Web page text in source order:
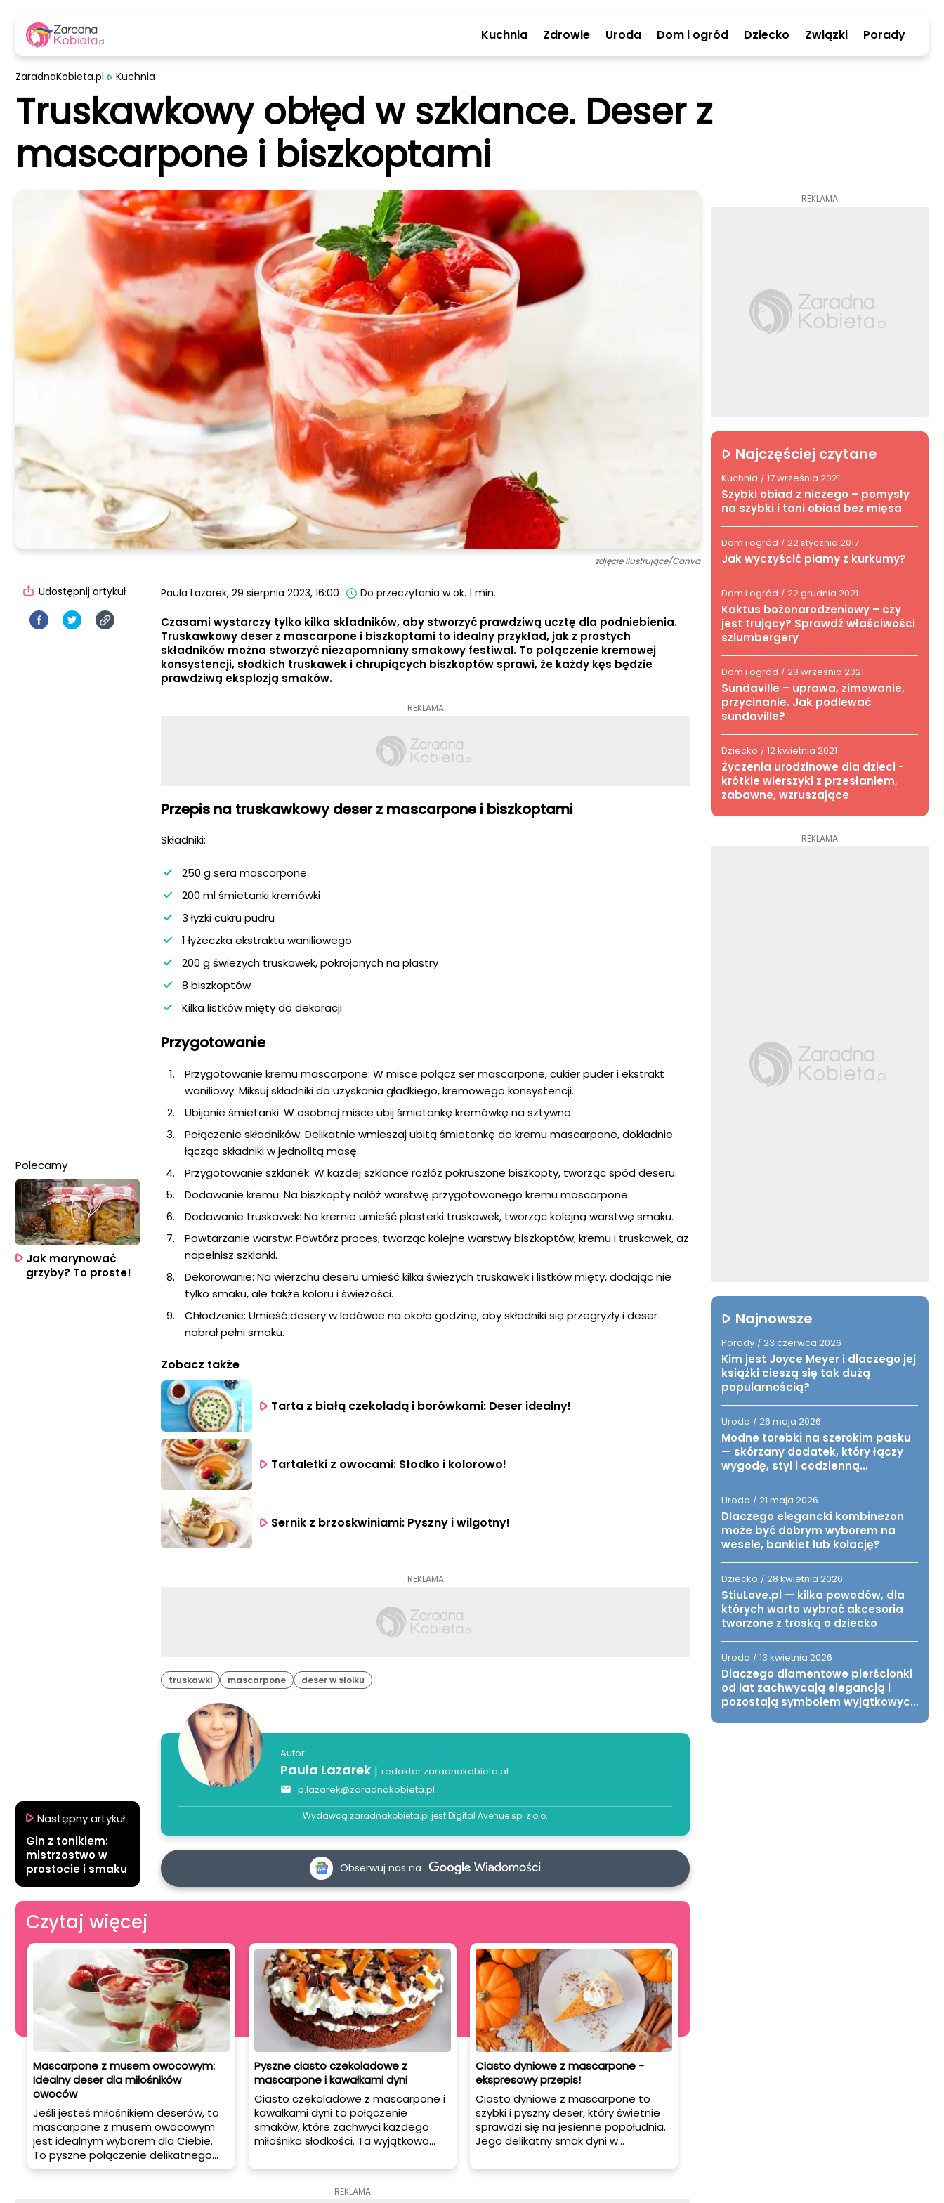
Kuchnia Zdrowie Uroda Dom i ogród Dziecko Związki Porady
zdjęcie ilustrujące/Canva
ZaradnaKobieta.pl Kuchnia
Truskawkowy obłęd w szklance. Deser z
mascarpone i biszkoptami
Paula Lazarek, 29 sierpnia 2023, 16:00 Do przeczytania w ok. 1 min.
Czasami wystarczy tylko kilka składników, aby stworzyć prawdziwą ucztę dla podniebienia.
Truskawkowy deser z mascarpone i biszkoptami to idealny przykład, jak z prostych
składników można stworzyć niezapomniany smakowy festiwal. To połączenie kremowej
konsystencji, słodkich truskawek i chrupiących biszkoptów sprawi, że każdy kęs będzie
prawdziwą eksplozją smaków.
REKLAMA
Przepis na truskawkowy deser z mascarpone i biszkoptami
Składniki:
250 g sera mascarpone
200 ml śmietanki kremówki
3 łyżki cukru pudru
1 łyżeczka ekstraktu waniliowego
200 g świeżych truskawek, pokrojonych na plastry
8 biszkoptów
Kilka listków mięty do dekoracji
Przygotowanie
Przygotowanie kremu mascarpone: W misce połącz ser mascarpone, cukier puder i ekstrakt
waniliowy. Miksuj składniki do uzyskania gładkiego, kremowego konsystencji.
Ubijanie śmietanki: W osobnej misce ubij śmietankę kremówkę na sztywno.
Połączenie składników: Delikatnie wmieszaj ubitą śmietankę do kremu mascarpone, dokładnie
łącząc składniki w jednolitą masę.
Przygotowanie szklanek: W każdej szklance rozłóż pokruszone biszkopty, tworząc spód deseru.
Dodawanie kremu: Na biszkopty nałóż warstwę przygotowanego kremu mascarpone.
Dodawanie truskawek: Na kremie umieść plasterki truskawek, tworząc kolejną warstwę smaku.
Powtarzanie warstw: Powtórz proces, tworząc kolejne warstwy biszkoptów, kremu i truskawek, aż
napełnisz szklanki.
Dekorowanie: Na wierzchu deseru umieść kilka świeżych truskawek i listków mięty, dodając nie
tylko smaku, ale także koloru i świeżości.
Chłodzenie: Umieść desery w lodówce na około godzinę, aby składniki się przegryzły i deser
nabrał pełni smaku.
Zobacz także
Tarta z białą czekoladą i borówkami: Deser idealny!
Tartaletki z owocami: Słodko i kolorowo!
Sernik z brzoskwiniami: Pyszny i wilgotny!
REKLAMA
truskawki mascarpone deser w słoiku
Autor:
Paula Lazarek | redaktor zaradnakobieta.pl
p.lazarek@zaradnakobieta.pl
Wydawcą zaradnakobieta.pl jestDigital Avenue sp. z o.o.
Obserwuj nas na
Udostępnij artykuł
Polecamy
Jak marynować
grzyby? To proste!
Następny artykuł
Gin z tonikiem:
mistrzostwo w
prostocie i smaku
Czytaj więcej
Mascarpone z musem owocowym:
Idealny deser dla miłośników
owoców
Jeśli jesteś miłośnikiem deserów, to
mascarpone z musem owocowym
jest idealnym wyborem dla Ciebie.
To pyszne połączenie delikatnego
sera mascarpone i świeżych
Pyszne ciasto czekoladowe z
mascarpone i kawałkami dyni
Ciasto czekoladowe z mascarpone i
kawałkami dyni to połączenie
smaków, które zachwyci każdego
miłośnika słodkości. Ta wyjątkowa
na jesienne popołudnie przy filiżance
okazję. Przekonaj się, jak łatwo
Ciasto dyniowe z mascarpone -
ekspresowy przepis!
Ciasto dyniowe z mascarpone to
szybki i pyszny deser, który świetnie
sprawdzi się na jesienne popołudnia.
Jego delikatny smak dyni w
mascarpone zachwyci nie tylko
REKLAMA
REKLAMA
Najczęściej czytane
Kuchnia / 17 września 2021
Szybki obiad z niczego – pomysły
na szybki i tani obiad bez mięsa
Dom i ogród / 22 stycznia 2017
Jak wyczyścić plamy z kurkumy?
Dom i ogród / 22 grudnia 2021
Kaktus bożonarodzeniowy – czy
jest trujący? Sprawdź właściwości
szlumbergery
Dom i ogród / 28 września 2021
Sundaville – uprawa, zimowanie,
przycinanie. Jak podlewać
sundaville?
Dziecko / 12 kwietnia 2021
Życzenia urodzinowe dla dzieci -
krótkie wierszyki z przesłaniem,
zabawne, wzruszające
REKLAMA
Najnowsze
Porady / 23 czerwca 2026
Kim jest Joyce Meyer i dlaczego jej
książki cieszą się tak dużą
popularnością?
Uroda / 26 maja 2026
Modne torebki na szerokim pasku
— skórzany dodatek, który łączy
wygodę, styl i codzienną
Uroda / 21 maja 2026
Dlaczego elegancki kombinezon
może być dobrym wyborem na
wesele, bankiet lub kolację?
Dziecko / 28 kwietnia 2026
StiuLove.pl — kilka powodów, dla
których warto wybrać akcesoria
tworzone z troską o dziecko
Uroda / 13 kwietnia 2026
Dlaczego diamentowe pierścionki
od lat zachwycają elegancją i
pozostają symbolem wyjątkowych